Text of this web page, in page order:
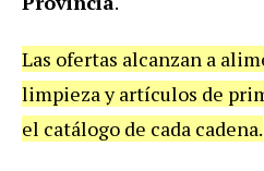
Las ofertas alcanzan a
limpieza y artículos de
el catálogo de cada cadena.